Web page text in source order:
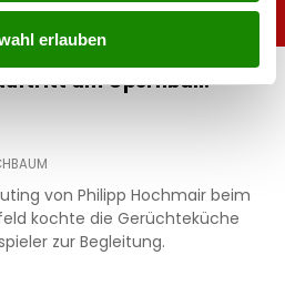
erlauben
am Opernball:
von Philipp Hochmair beim
kochte die Gerüchteküche
zur Begleitung.